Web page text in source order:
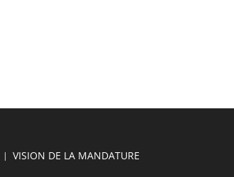
VISION DE LA MANDATURE